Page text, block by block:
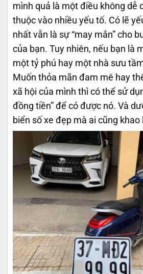
mình quả là một điều không dễ
thuộc vào nhiều yếu tố. Có lẽ
nhất vẫn là sự “may mắn” cho
của bạn. Tuy nhiên, nếu bạn là
một tỷ phú hay một nhà sưu
Muốn thỏa mãn đam mê hay
xã hội của mình thì có thể sử
đồng tiền” để có được nó. Và
biển số xe đẹp mà ai cũng khao